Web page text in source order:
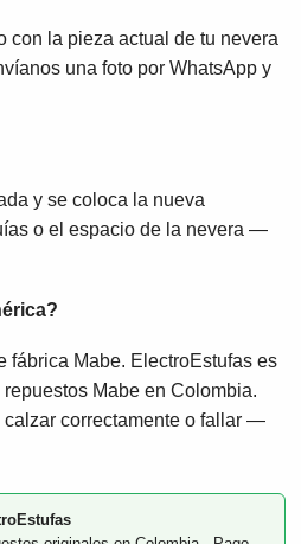
con la pieza actual de tu nevera
una foto por WhatsApp y
y se coloca la nueva
o el espacio de la nevera —
fábrica Mabe. ElectroEstufas es
Mabe en Colombia.
calzar correctamente o fallar —